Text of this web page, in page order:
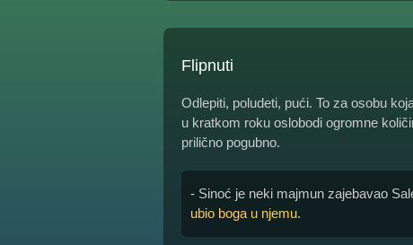
Flipnuti
Odlepiti, poludeti, pući. To za osobu
u kratkom roku oslobodi ogromne
prilično pogubno.
- Sinoć je neki majmun zajebavao
ubio boga u njemu.